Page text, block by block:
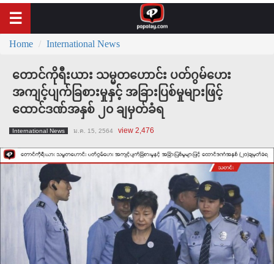
Home International News
တောင်ကိုရီးယား သမ္မတဟောင်း ပတ်ဂွမ်ဟေး
အကျင့်ပျက်ခြစားမှုနှင့် အခြားပြစ်မှုများဖြင့်
ထောင်ဒဏ်အနှစ် ၂၀ ချမှတ်ခံရ
International News ม.ค. 15, 2564 view 2,476